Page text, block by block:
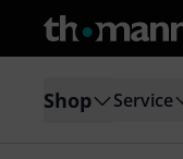
Shop Service